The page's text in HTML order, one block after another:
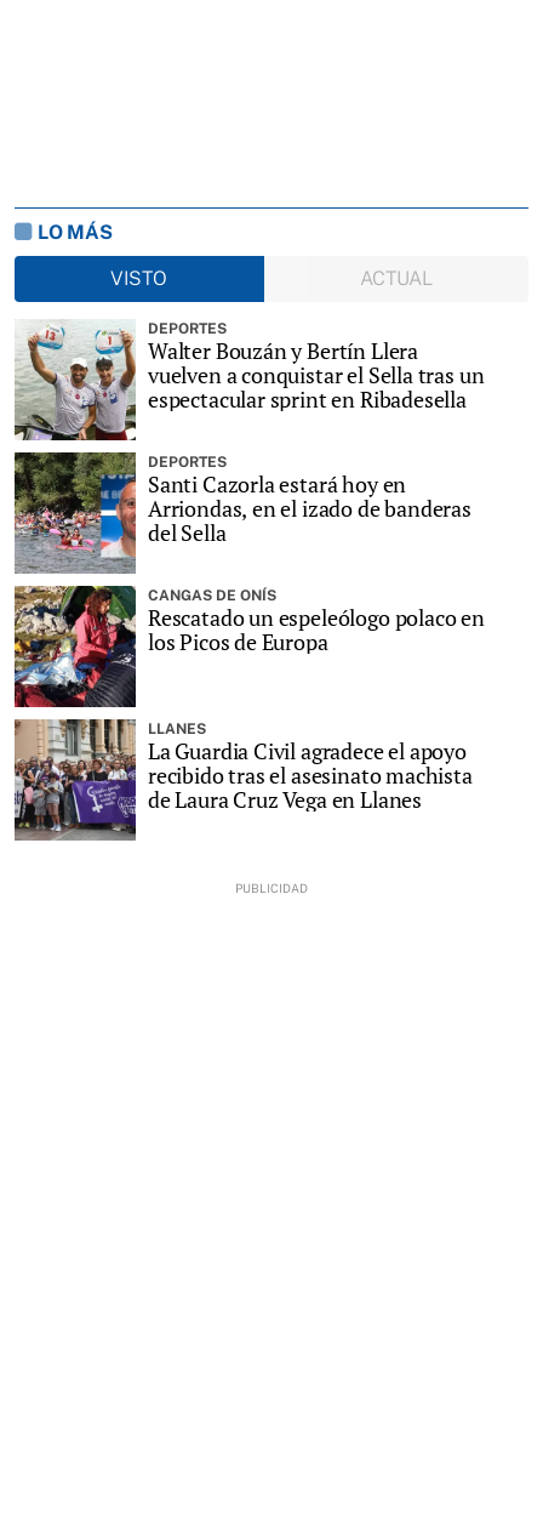
LO MÁS
VISTO
ACTUAL
DEPORTES
Walter Bouzán y Bertín Llera
vuelven a conquistar el Sella tras un
espectacular sprint en Ribadesella
DEPORTES
Santi Cazorla estará hoy en
Arriondas, en el izado de banderas
del Sella
CANGAS DE ONÍS
Rescatado un espeleólogo polaco en
los Picos de Europa
LLANES
La Guardia Civil agradece el apoyo
recibido tras el asesinato machista
de Laura Cruz Vega en Llanes